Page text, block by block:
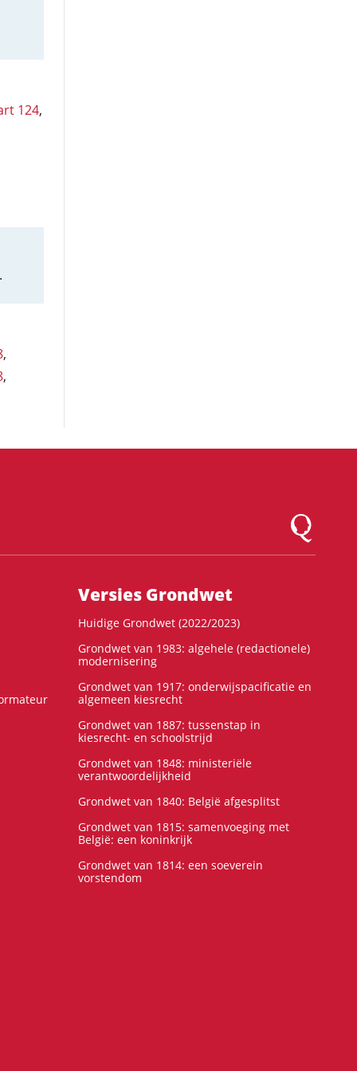
124,
,
,
Logo
Versies Grondwet
Huidige Grondwet (2022/2023)
Grondwet van 1983: algehele (redactionele)
modernisering
Grondwet van 1917: onderwijspacificatie en
algemeen kiesrecht
Grondwet van 1887: tussenstap in
kiesrecht- en schoolstrijd
Grondwet van 1848: ministeriële
verantwoordelijkheid
Grondwet van 1840: België afgesplitst
Grondwet van 1815: samenvoeging met
België: een koninkrijk
Grondwet van 1814: een soeverein
vorstendom